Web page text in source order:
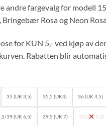
andre fargevalg for modell
Bringebær Rosa og Neon Rosa.
for KUN 5,- ved kjøp av
Rabatten blir
35 (UK 3,5) 35,5 (UK4) 36 (UK 4,5)
39 (UK 6,5) 39,5 (UK 7) 40 (UK 7,5)